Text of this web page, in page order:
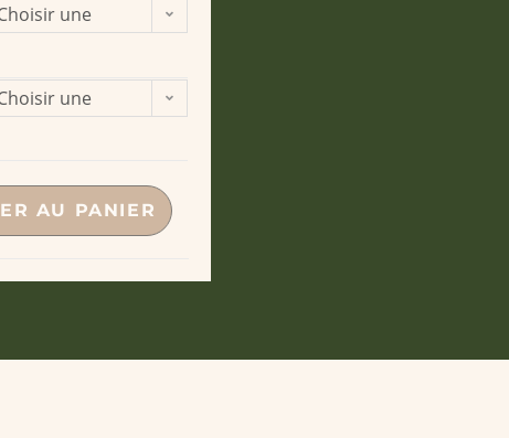
une
une
AU PANIER